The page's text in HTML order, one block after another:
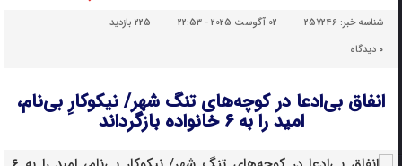
شناسه خبر:257246 02 آگوست 2025 - 22:53
225 بازدید
دیدگاه
انفاق بی‌ادعا در کوچه‌های تنگ شهر/ نیکوکارِ بی‌نام،
امید را به ۶ خانواده بازگرداند